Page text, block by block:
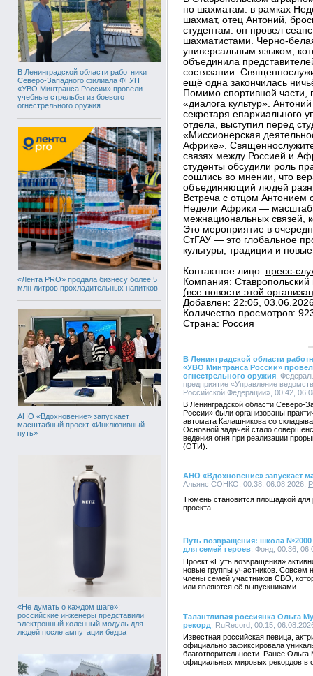
В Ленинградской области работники
Северо-Западного филиала ФГУП
«УВО Минтранса России» провели
учебные стрельбы из боевого
огнестрельного оружия
«Лента PRO» продала бизнесу более 5
млн литров прохладительных напитков
АНО «Вдохновение» запускает
масштабный проект «Инклюзивный
путь»
«Не думать о каждом шаге»:
российские инженеры представили
электронный коленный модуль для
людей после ампутации бедра
по шахматам: в рамках
шахмат, отец Антоний,
студентам: он провел
шахматистами. Черно-
универсальным языком,
объединила
состязании.
ещё одна закончилась
Помимо спортивной части,
«диалога культур».
секретаря епархиального
отдела, выступил перед
«Миссионерская
Африке».
связях между Россией и
студенты обсудили роль
сошлись во мнении, что
объединяющий людей
Встреча с отцом Антонием
Недели Африки —
межнациональных связей,
Это мероприятие в
СтГАУ — это глобальное
культуры, традиции и
Контактное лицо: пресс-
Компания: Ставропольский
(все новости этой
Добавлен: 22:05,
Количество просмотров:
Страна: Россия
В Ленинградской области
«УВО Минтранса России»
огнестрельного оружия ,
предприятие «Управление
Российской Федерации», 00:42,
В Ленинградской области
России» были организованы
автомата Калашникова со
Основной задачей стало
ведения огня при реализации
(ОТИ).
АНО «Вдохновение» запускает
Альянс СОНКО, 00:38, 06.08.2026,
Тюмень становится площадкой для
проекта
Путь возвращения: школа
для семей героев , Фонд, 00:36,
Проект «Путь возвращения»
новые группы участников. Совсем
члены семей участников СВО,
или являются её выпускниками.
Талантливая россиянка Ольга
рекорд , RuRecord, 00:15,
Известная российская певица,
официально зафиксировала
благотворительности. Ранее
официальных мировых рекордов в